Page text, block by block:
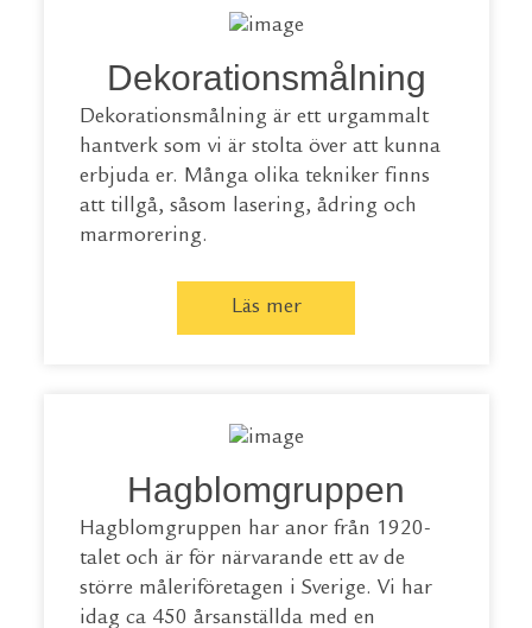
Dekorationsmålning
Dekorationsmålning är ett urgammalt
hantverk som vi är stolta över att kunna
erbjuda er. Många olika tekniker finns
att tillgå, såsom lasering, ådring och
marmorering.
Läs mer
Hagblomgruppen
Hagblomgruppen har anor från 1920-
talet och är för närvarande ett av de
större måleriföretagen i Sverige. Vi har
idag ca 450 årsanställda med en